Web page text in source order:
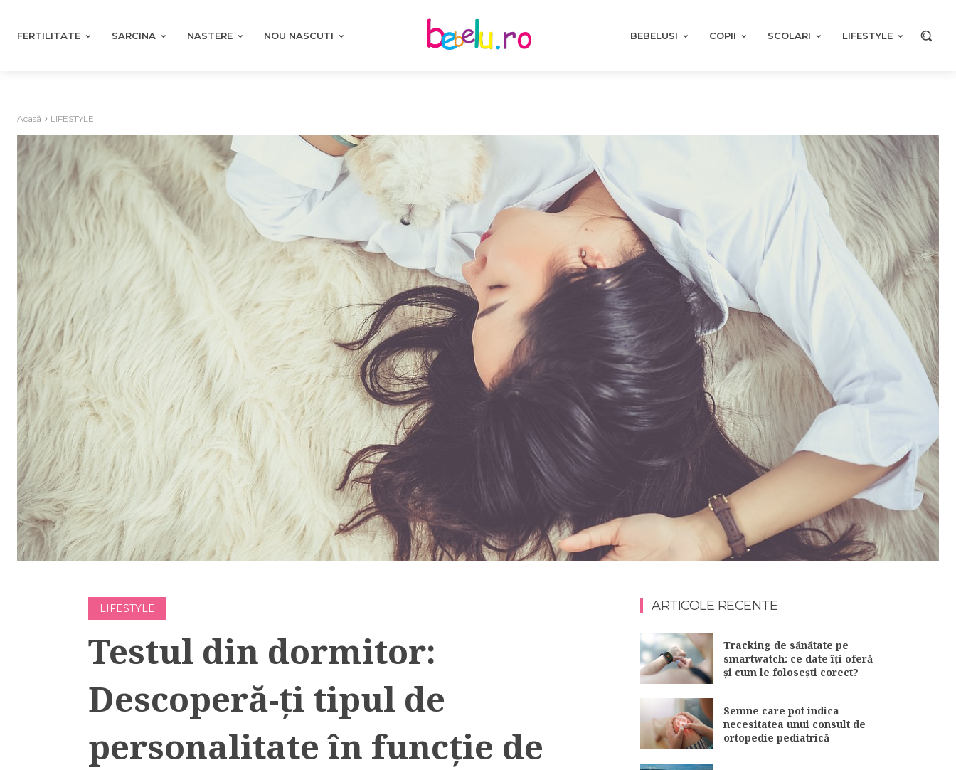
FERTILITATE SARCINA NASTERE NOU NASCUTI BEBELUSI COPII SCOLARI LIFESTYLE
Acasă LIFESTYLE
LIFESTYLE
Testul din dormitor:
Descoperă-ţi tipul de
personalitate în funcţie de
ARTICOLE RECENTE
Tracking de sănătate pe
smartwatch: ce date îți oferă
și cum le folosești corect?
Semne care pot indica
necesitatea unui consult de
ortopedie pediatrică